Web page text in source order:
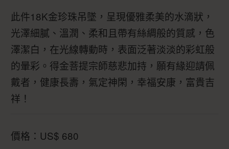
此件18K金珍珠吊墜，呈現優雅柔美的水滴狀，
光澤細膩、溫潤、柔和且帶有絲綢般的質感，色
澤潔白，在光線轉動時，表面泛著淡淡的彩虹般
的暈彩。得金菩提宗師慈悲加持，願有緣迎請佩
戴者，健康長壽，氣定神閑，幸福安康，富貴吉
祥！
價格： US$ 680